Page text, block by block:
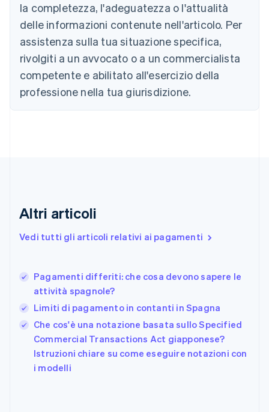
la completezza, l'adeguatezza o l'attualità
delle informazioni contenute nell'articolo. Per
assistenza sulla tua situazione specifica,
rivolgiti a un avvocato o a un commercialista
competente e abilitato all'esercizio della
professione nella tua giurisdizione.
Altri articoli
Vedi tutti gli articoli relativi ai pagamenti
Pagamenti differiti: che cosa devono sapere le
attività spagnole?
Limiti di pagamento in contanti in Spagna
Che cos'è una notazione basata sullo Specified
Commercial Transactions Act giapponese?
Istruzioni chiare su come eseguire notazioni con
i modelli
PortuguêsEnglish
Bulgaria
Canada
EnglishFrançais
Cina continentale
简体中文English
Cipro
Finlandia
Francia
DeutschEnglish
Giappone
日本語English
Gibilterra
English
Grecia
English
India